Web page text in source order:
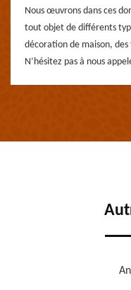
Nous œuvrons dans ces
tout objet de différents
décoration de maison,
N’hésitez pas à nous